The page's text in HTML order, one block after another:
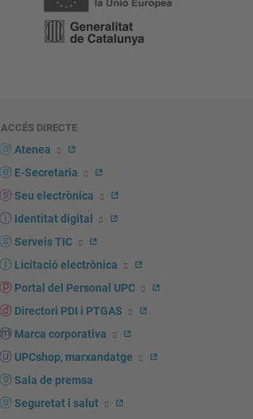
ACCÉS DIRECTE
Atenea
E-Secretaria
Seu electrònica
Identitat digital
Serveis TIC
Licitació electrònica
Portal del Personal UPC
Directori PDI i PTGAS
Marca corporativa
UPCshop, marxandatge
Sala de premsa
Seguretat i salut